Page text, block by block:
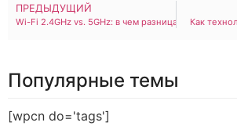
Как
ПРЕДЫДУЩИЙ
Wi-Fi 2.4GHz vs. 5GHz: в чем разница и что лучше
Популярные темы
[wpcn do='tags']